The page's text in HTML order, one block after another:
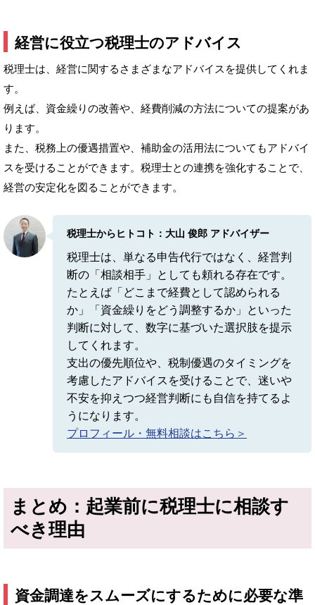
経営に役立つ税理士のアドバイス
税理士は、経営に関するさまざまなアドバイスを提供してくれま
す。
例えば、資金繰りの改善や、経費削減の方法についての提案があ
ります。
また、税務上の優遇措置や、補助金の活用法についてもアドバイ
スを受けることができます。税理士との連携を強化することで、
経営の安定化を図ることができます。
税理士からヒトコト：大山 俊郎 アドバイザー
税理士は、単なる申告代行ではなく、経営判
断の「相談相手」としても頼れる存在です。
たとえば「どこまで経費として認められる
か」「資金繰りをどう調整するか」といった
判断に対して、数字に基づいた選択肢を提示
してくれます。
支出の優先順位や、税制優遇のタイミングを
考慮したアドバイスを受けることで、迷いや
不安を抑えつつ経営判断にも自信を持てるよ
うになります。
プロフィール・無料相談はこちら＞
まとめ：起業前に税理士に相談す
べき理由
資金調達をスムーズにするために必要な準